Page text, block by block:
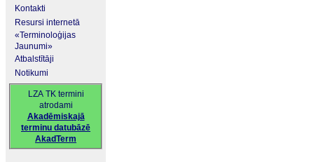
Kontakti
Resursi internetā
«Terminoloģijas
Jaunumi»
Atbalstītāji
Notikumi
LZA TK termini
atrodami
Akadēmiskajā
terminu datubāzē
AkadTerm